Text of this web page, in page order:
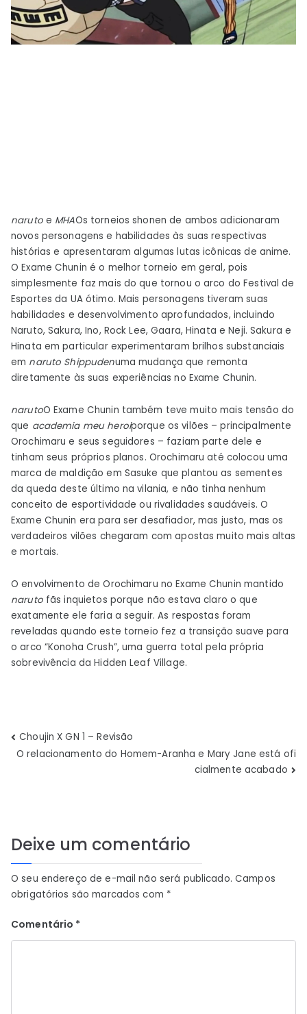
narutoe MHAOs torneios shonen de ambos adicionaram
novos personagens e habilidades às suas respectivas
histórias e apresentaram algumas lutas icônicas de anime.
O Exame Chunin é o melhor torneio em geral, pois
simplesmente faz mais do que tornou o arco do Festival de
Esportes da UA ótimo. Mais personagens tiveram suas
habilidades e desenvolvimento aprofundados, incluindo
Naruto, Sakura, Ino, Rock Lee, Gaara, Hinata e Neji. Sakura e
Hinata em particular experimentaram brilhos substanciais
em naruto Shippudenuma mudança que remonta
diretamente às suas experiências no Exame Chunin.
narutoO Exame Chunin também teve muito mais tensão do
que academia meu heroiporque os vilões – principalmente
Orochimaru e seus seguidores – faziam parte dele e
tinham seus próprios planos. Orochimaru até colocou uma
marca de maldição em Sasuke que plantou as sementes
da queda deste último na vilania, e não tinha nenhum
conceito de esportividade ou rivalidades saudáveis. O
Exame Chunin era para ser desafiador, mas justo, mas os
verdadeiros vilões chegaram com apostas muito mais altas
e mortais.
O envolvimento de Orochimaru no Exame Chunin mantido
narutofãs inquietos porque não estava claro o que
exatamente ele faria a seguir. As respostas foram
reveladas quando este torneio fez a transição suave para
o arco “Konoha Crush”, uma guerra total pela própria
sobrevivência da Hidden Leaf Village.
Navegação
Choujin X GN 1 – Revisão
O relacionamento do Homem-Aranha e Mary Jane está ofi
cialmente acabado
Deixe um comentário
O seu endereço de e-mail não será publicado. Campos
obrigatórios são marcados com *
Comentário *